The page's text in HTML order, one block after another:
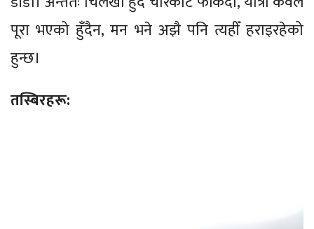
पूरा भएको हुँदैन, मन भने अझै पनि त्यहीँ हराइरहेको
हुन्छ।
तस्बिरहरू: